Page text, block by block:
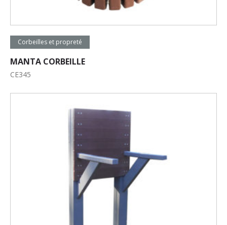
Lire la suite
Corbeilles et propreté
MANTA CORBEILLE
CE345